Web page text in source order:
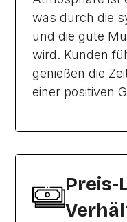
was durch die
und die gute
wird. Kunden
genießen die
einer positiven
Preis-